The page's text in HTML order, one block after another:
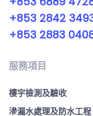
+853 2842
+853 2883
服務項目
樓宇檢測及驗收
滲漏水處理及防水工程